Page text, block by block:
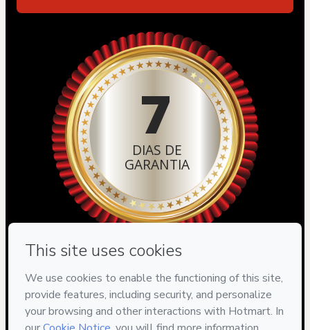
7
DIAS DE
GARANTIA
O curso Fim da Dor na Coluna é um produto
elaborado pelo Fisioterapeuta Leonardo Bezerra
(Crefito 137292-F), especialista em tratamento de
problemas na coluna e é fruto da reunião de